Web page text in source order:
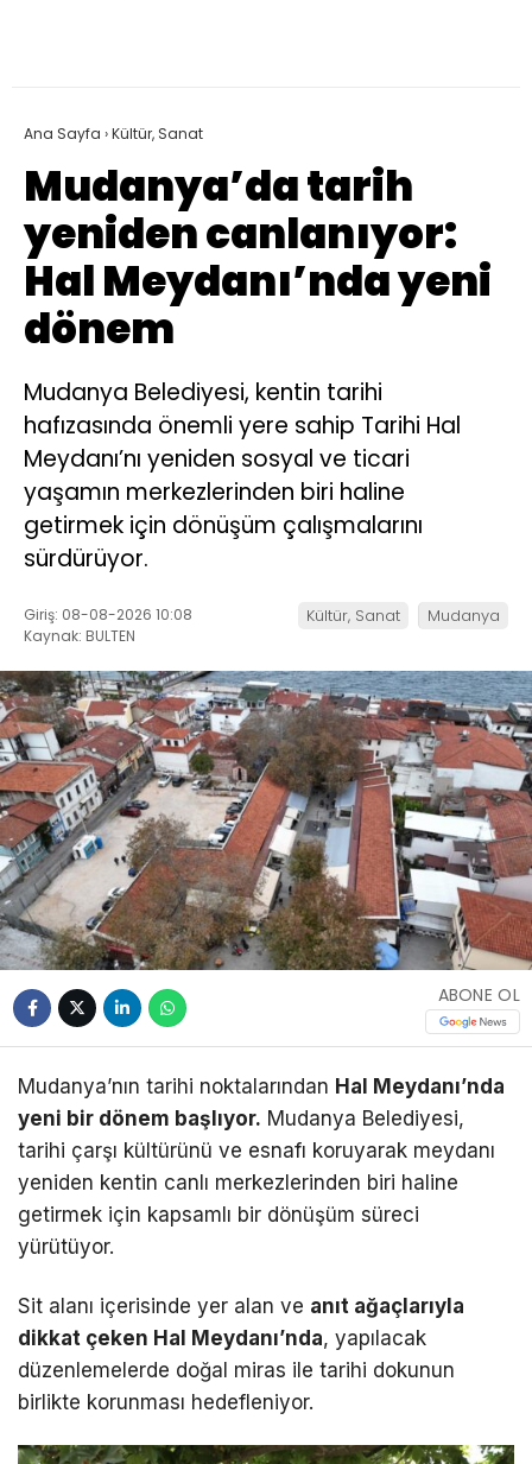
Ana Sayfa ›Kültür, Sanat
Mudanya’da tarih
yeniden canlanıyor:
Hal Meydanı’nda yeni
dönem
Mudanya Belediyesi, kentin tarihi
hafızasında önemli yere sahip Tarihi Hal
Meydanı’nı yeniden sosyal ve ticari
yaşamın merkezlerinden biri haline
getirmek için dönüşüm çalışmalarını
sürdürüyor.
Giriş: 08-08-2026 10:08
Kaynak: BULTEN
Kültür, Sanat Mudanya
ABONE OL
Mudanya’nın tarihi noktalarından Hal Meydanı’nda
yeni bir dönem başlıyor. Mudanya Belediyesi,
tarihi çarşı kültürünü ve esnafı koruyarak meydanı
yeniden kentin canlı merkezlerinden biri haline
getirmek için kapsamlı bir dönüşüm süreci
yürütüyor.
Sit alanı içerisinde yer alan ve anıt ağaçlarıyla
dikkat çeken Hal Meydanı’nda, yapılacak
düzenlemelerde doğal miras ile tarihi dokunun
birlikte korunması hedefleniyor.